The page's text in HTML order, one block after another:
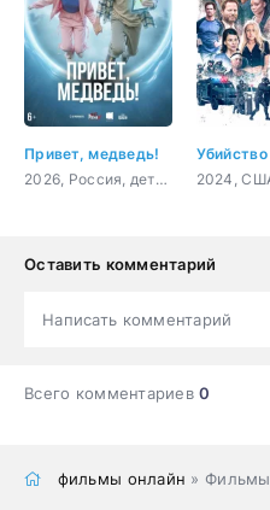
Привет, медведь!
2026, Россия, детский, семейный
Оставить комментарий
Написать комментарий
Всего комментариев0
фильмы онлайн » Фильмы